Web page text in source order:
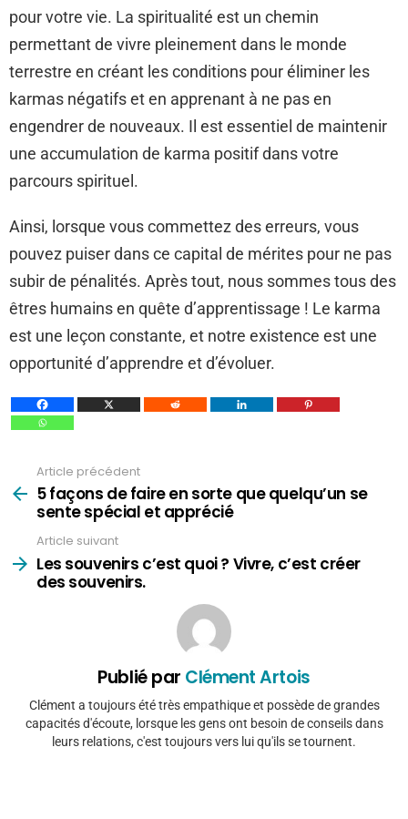
pour votre vie. La spiritualité est un chemin
permettant de vivre pleinement dans le monde
terrestre en créant les conditions pour éliminer les
karmas négatifs et en apprenant à ne pas en
engendrer de nouveaux. Il est essentiel de maintenir
une accumulation de karma positif dans votre
parcours spirituel.
Ainsi, lorsque vous commettez des erreurs, vous
pouvez puiser dans ce capital de mérites pour ne pas
subir de pénalités. Après tout, nous sommes tous des
êtres humains en quête d’apprentissage ! Le karma
est une leçon constante, et notre existence est une
opportunité d’apprendre et d’évoluer.
plus
Article précédent
5 façons de faire en sorte que quelqu’un se
sente spécial et apprécié
Article suivant
Les souvenirs c’est quoi ? Vivre, c’est créer
des souvenirs.
Publié par Clément Artois
Clément a toujours été très empathique et possède de grandes
capacités d'écoute, lorsque les gens ont besoin de conseils dans
leurs relations, c'est toujours vers lui qu'ils se tournent.